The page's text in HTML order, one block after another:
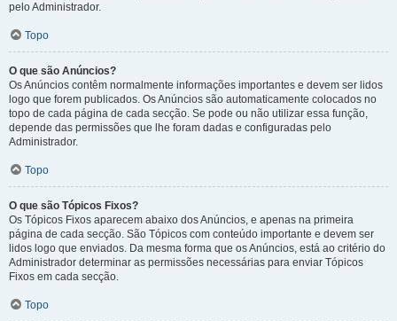
pelo Administrador.
Topo
O que são Anúncios?
Os Anúncios contêm normalmente informações importantes e devem ser lidos
logo que forem publicados. Os Anúncios são automaticamente colocados no
topo de cada página de cada secção. Se pode ou não utilizar essa função,
depende das permissões que lhe foram dadas e configuradas pelo
Administrador.
Topo
O que são Tópicos Fixos?
Os Tópicos Fixos aparecem abaixo dos Anúncios, e apenas na primeira
página de cada secção. São Tópicos com conteúdo importante e devem ser
lidos logo que enviados. Da mesma forma que os Anúncios, está ao critério do
Administrador determinar as permissões necessárias para enviar Tópicos
Fixos em cada secção.
Topo